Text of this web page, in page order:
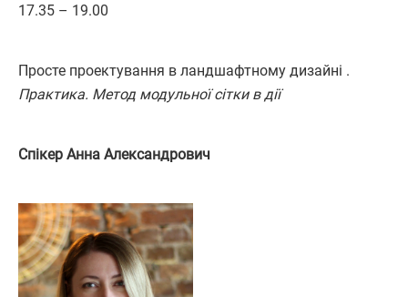
17.35 – 19.00
Просте проектування в ландшафтному дизайні .
Практика. Метод модульної сітки в дії
Спікер Анна Александрович